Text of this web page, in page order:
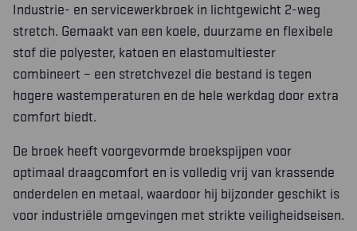
Industrie- en servicewerkbroek in lichtgewicht 2-weg
stretch. Gemaakt van een koele, duurzame en flexibele
stof die polyester, katoen en elastomultiester
combineert – een stretchvezel die bestand is tegen
hogere wastemperaturen en de hele werkdag door extra
comfort biedt.
De broek heeft voorgevormde broekspijpen voor
optimaal draagcomfort en is volledig vrij van krassende
onderdelen en metaal, waardoor hij bijzonder geschikt is
voor industriële omgevingen met strikte veiligheidseisen.